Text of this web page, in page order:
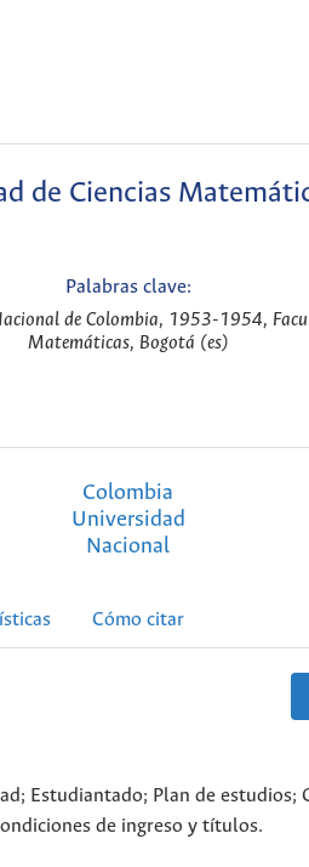
de Ciencias
Palabras clave:
de Colombia, 1953-1954,
Matemáticas, Bogotá (es)
Colombia
Universidad
Nacional
Cómo citar
Estudiantado; Plan de estudios;
de ingreso y títulos.